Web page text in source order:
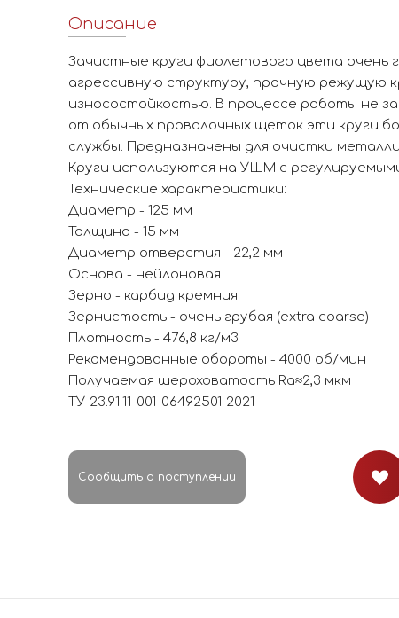
Описание
Зачистные круги фиолетового цвета
агрессивную структуру, прочную режущую
износостойкостью. В процессе работы не
от обычных проволочных щеток эти круги
службы. Предназначены для очистки
Круги используются на УШМ с
Технические характеристики:
Диаметр - 125 мм
Толщина - 15 мм
Диаметр отверстия - 22,2 мм
Основа - нейлоновая
Зерно - карбид кремния
Зернистость - очень грубая (extra coarse)
Плотность - 476,8 кг/м3
Рекомендованные обороты - 4000 об/мин
Получаемая шероховатость Ra≈2,3 мкм
ТУ 23.91.11-001-06492501-2021
Сообщить о поступлении